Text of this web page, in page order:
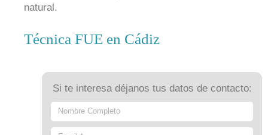
natural.
Técnica FUE en Cádiz
Si te interesa déjanos tus datos de contacto: